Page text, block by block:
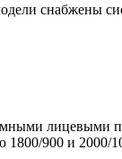
снабжены
лицевыми
900 и 2000/